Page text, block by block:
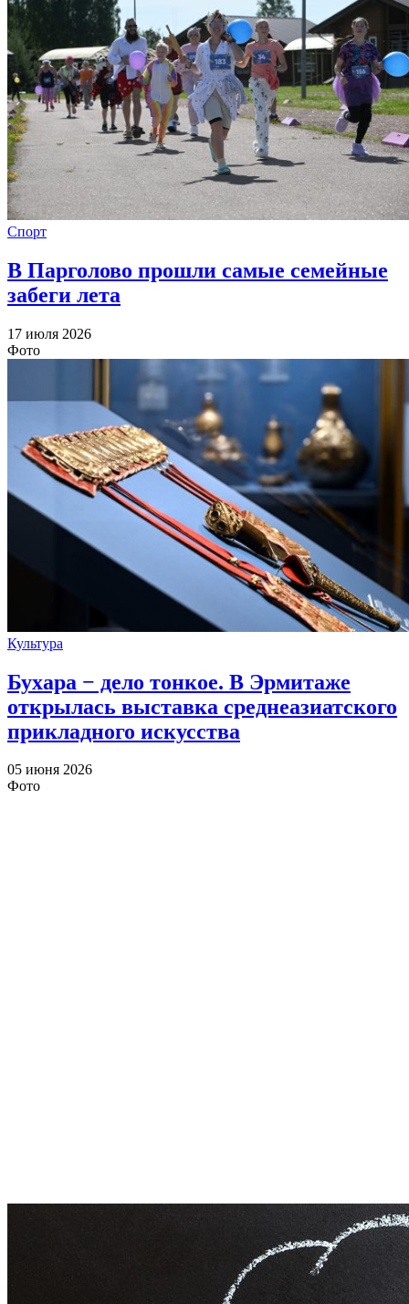
Спорт
В Парголово прошли самые семейные
забеги лета
17 июля 2026
Фото
Культура
Бухара − дело тонкое. В Эрмитаже
открылась выставка среднеазиатского
прикладного искусства
05 июня 2026
Фото